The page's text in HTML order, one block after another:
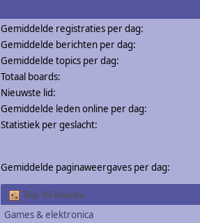
Gemiddelde registraties per dag:
Gemiddelde berichten per dag:
Gemiddelde topics per dag:
Totaal boards:
Nieuwste lid:
Gemiddelde leden online per dag:
Statistiek per geslacht:
Gemiddelde paginaweergaves per dag:
Top 10 boards
Games & elektronica